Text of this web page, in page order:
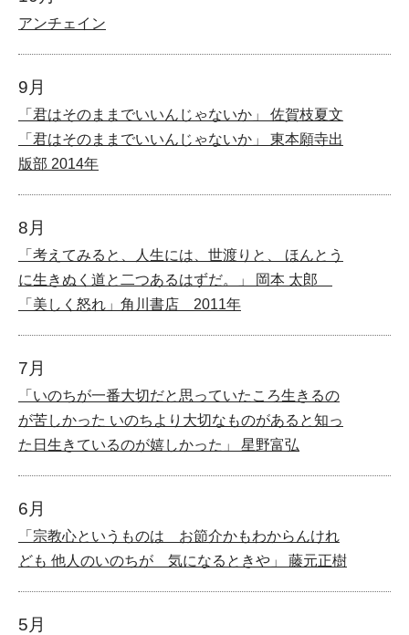
アンチェイン
9月
「君はそのままでいいんじゃないか」 佐賀枝夏文
「君はそのままでいいんじゃないか」 東本願寺出
版部 2014年
8月
「考えてみると、人生には、世渡りと、 ほんとう
に生きぬく道と二つあるはずだ。」 岡本 太郎
「美しく怒れ」角川書店 2011年
7月
「いのちが一番大切だと思っていたころ生きるの
が苦しかった いのちより大切なものがあると知っ
た日生きているのが嬉しかった」 星野富弘
6月
「宗教心というものは お節介かもわからんけれ
ども 他人のいのちが 気になるときや」 藤元正樹
5月